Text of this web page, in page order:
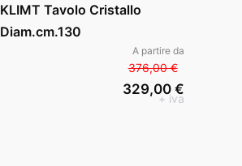
KLIMT Tavolo Cristallo
Diam.cm.130
A partire da
376,00 €
329,00 €
+ iva